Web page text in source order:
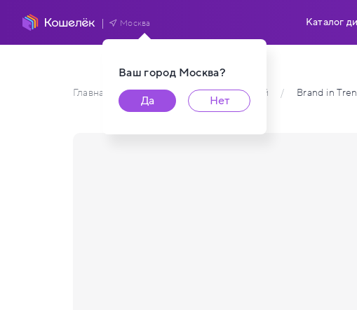
Ваш город Москва?
Да
Нет
Москва Каталог
Главная / Каталог карт пользователей / Brand in